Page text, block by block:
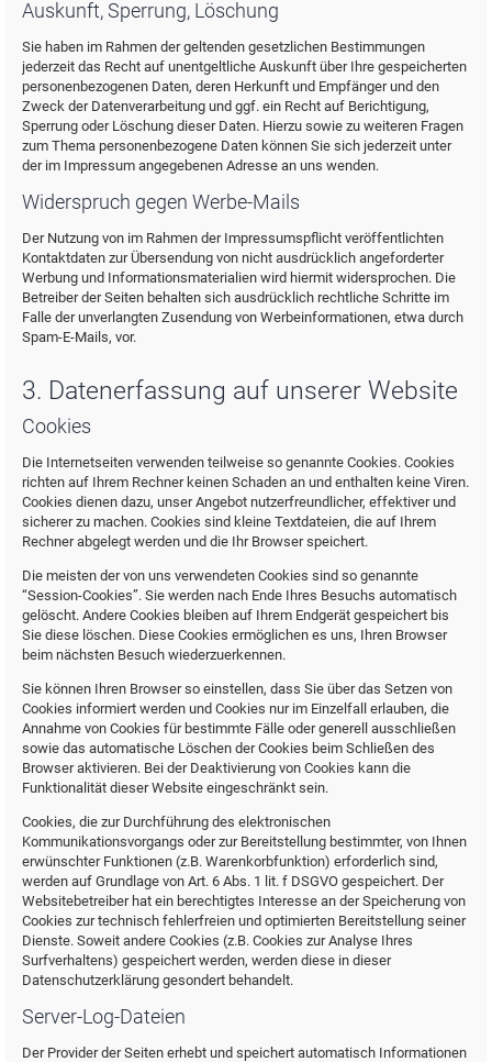
Auskunft, Sperrung, Löschung
Sie haben im Rahmen der geltenden gesetzlichen Bestimmungen
jederzeit das Recht auf unentgeltliche Auskunft über Ihre gespeicherten
personenbezogenen Daten, deren Herkunft und Empfänger und den
Zweck der Datenverarbeitung und ggf. ein Recht auf Berichtigung,
Sperrung oder Löschung dieser Daten. Hierzu sowie zu weiteren Fragen
zum Thema personenbezogene Daten können Sie sich jederzeit unter
der im Impressum angegebenen Adresse an uns wenden.
Widerspruch gegen Werbe-Mails
Der Nutzung von im Rahmen der Impressumspflicht veröffentlichten
Kontaktdaten zur Übersendung von nicht ausdrücklich angeforderter
Werbung und Informationsmaterialien wird hiermit widersprochen. Die
Betreiber der Seiten behalten sich ausdrücklich rechtliche Schritte im
Falle der unverlangten Zusendung von Werbeinformationen, etwa durch
Spam-E-Mails, vor.
3. Datenerfassung auf unserer Website
Cookies
Die Internetseiten verwenden teilweise so genannte Cookies. Cookies
richten auf Ihrem Rechner keinen Schaden an und enthalten keine Viren.
Cookies dienen dazu, unser Angebot nutzerfreundlicher, effektiver und
sicherer zu machen. Cookies sind kleine Textdateien, die auf Ihrem
Rechner abgelegt werden und die Ihr Browser speichert.
Die meisten der von uns verwendeten Cookies sind so genannte
“Session-Cookies”. Sie werden nach Ende Ihres Besuchs automatisch
gelöscht. Andere Cookies bleiben auf Ihrem Endgerät gespeichert bis
Sie diese löschen. Diese Cookies ermöglichen es uns, Ihren Browser
beim nächsten Besuch wiederzuerkennen.
Sie können Ihren Browser so einstellen, dass Sie über das Setzen von
Cookies informiert werden und Cookies nur im Einzelfall erlauben, die
Annahme von Cookies für bestimmte Fälle oder generell ausschließen
sowie das automatische Löschen der Cookies beim Schließen des
Browser aktivieren. Bei der Deaktivierung von Cookies kann die
Funktionalität dieser Website eingeschränkt sein.
Cookies, die zur Durchführung des elektronischen
Kommunikationsvorgangs oder zur Bereitstellung bestimmter, von Ihnen
erwünschter Funktionen (z.B. Warenkorbfunktion) erforderlich sind,
werden auf Grundlage von Art. 6 Abs. 1 lit. f DSGVO gespeichert. Der
Websitebetreiber hat ein berechtigtes Interesse an der Speicherung von
Cookies zur technisch fehlerfreien und optimierten Bereitstellung seiner
Dienste. Soweit andere Cookies (z.B. Cookies zur Analyse Ihres
Surfverhaltens) gespeichert werden, werden diese in dieser
Datenschutzerklärung gesondert behandelt.
Server-Log-Dateien
Der Provider der Seiten erhebt und speichert automatisch Informationen